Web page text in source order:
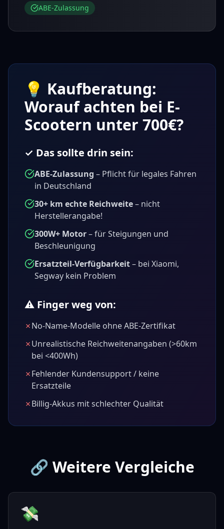
ABE-Zulassung
💡 Kaufberatung:
Worauf achten bei E-
Scootern unter 700€?
✓ Das sollte drin sein:
ABE-Zulassung – Pflicht für legales Fahren
in Deutschland
30+ km echte Reichweite– nicht
Herstellerangabe!
300W+ Motor– für Steigungen und
Beschleunigung
Ersatzteil-Verfügbarkeit– bei Xiaomi,
Segway kein Problem
⚠️ Finger weg von:
✗No-Name-Modelle ohne ABE-Zertifikat
✗Unrealistische Reichweitenangaben (>60km
bei <400Wh)
✗Fehlender Kundensupport / keine
Ersatzteile
✗Billig-Akkus mit schlechter Qualität
🔗 Weitere Vergleiche
💸